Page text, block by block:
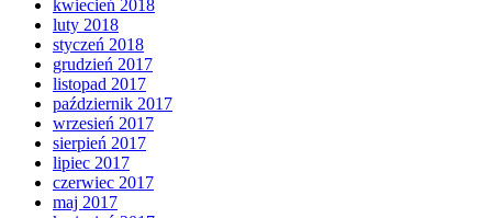
kwiecień 2018
luty 2018
styczeń 2018
grudzień 2017
listopad 2017
październik 2017
wrzesień 2017
sierpień 2017
lipiec 2017
czerwiec 2017
maj 2017